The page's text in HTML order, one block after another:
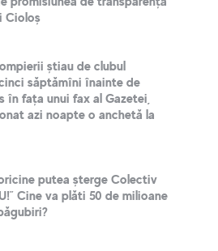
Cioloș
știau de clubul
săptămîni înainte de
în fața unui fax al Gazetei,
azi noapte o anchetă la
putea șterge Colectiv
Cine va plăti 50 de milioane